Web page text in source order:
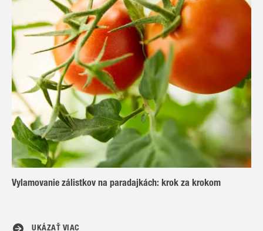
Vylamovanie zálistkov na paradajkách: krok za krokom
UKÁZAŤ VIAC